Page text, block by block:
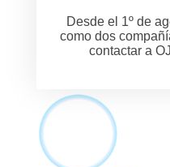
Desde el 1º de
como dos
contactar a